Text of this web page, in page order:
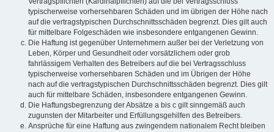
typischerweise vorhersehbaren Schäden und im übrigen der Höhe nach
auf die vertragstypischen Durchschnittsschäden begrenzt. Dies gilt auch
für mittelbare Folgeschäden wie insbesondere entgangenen Gewinn.
Die Haftung ist gegenüber Unternehmern außer bei der Verletzung von
Leben, Körper und Gesundheit oder vorsätzlichem oder grob
fahrlässigem Verhalten des Betreibers auf die bei Vertragsschluss
typischerweise vorhersehbaren Schäden und im Übrigen der Höhe
nach auf die vertragstypischen Durchschnittsschäden begrenzt. Dies gilt
auch für mittelbare Schäden, insbesondere entgangenen Gewinn.
Die Haftungsbegrenzung der Absätze a bis c gilt sinngemäß auch
zugunsten der Mitarbeiter und Erfüllungsgehilfen des Betreibers.
Ansprüche für eine Haftung aus zwingendem nationalem Recht bleiben